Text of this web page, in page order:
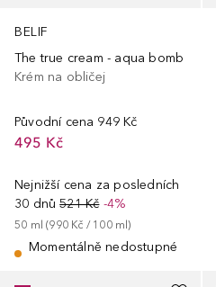
BELIF
The true cream - aqua bomb
Krém na obličej
Původní cena 949 Kč
495 Kč
Nejnižší cena za posledních
30 dnů 521 Kč-4%
50 ml (990 Kč / 100 ml)
Momentálně nedostupné